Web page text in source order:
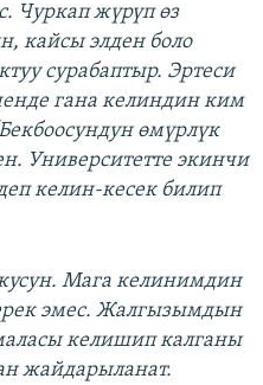
Чуркап жүрүп өз
кайсы элден боло
сурабаптыр. Эртеси
гана келиндин ким
өмүрлүк
Университетте экинчи
келин-кесек билип
Мага келинимдин
эмес. Жалгызымдын
келишип калганы
жайдарыланат.